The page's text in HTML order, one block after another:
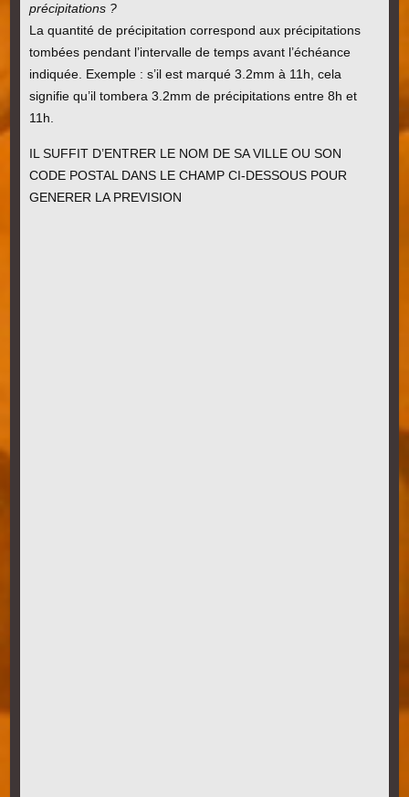
précipitations ?
La quantité de précipitation correspond aux précipitations
tombées pendant l’intervalle de temps avant l’échéance
indiquée. Exemple : s’il est marqué 3.2mm à 11h, cela
signifie qu’il tombera 3.2mm de précipitations entre 8h et
11h.
IL SUFFIT D’ENTRER LE NOM DE SA VILLE OU SON
CODE POSTAL DANS LE CHAMP CI-DESSOUS POUR
GENERER LA PREVISION